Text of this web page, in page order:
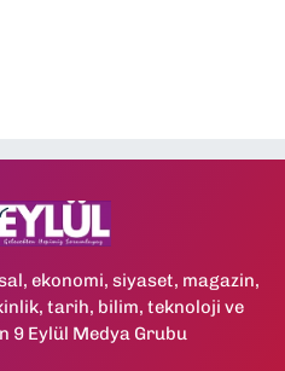
ekonomi, siyaset, magazin,
tarih, bilim, teknoloji ve
9 Eylül Medya Grubu